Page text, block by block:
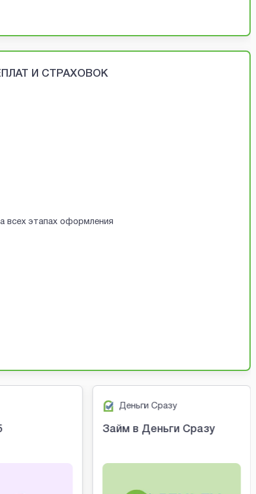
И СТРАХОВОК
всех этапах оформления
Деньги Сразу
Займ в Деньги Сразу